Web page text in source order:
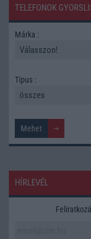
TELEFONOK
Márka :
Tipus :
HÍRLEVÉL